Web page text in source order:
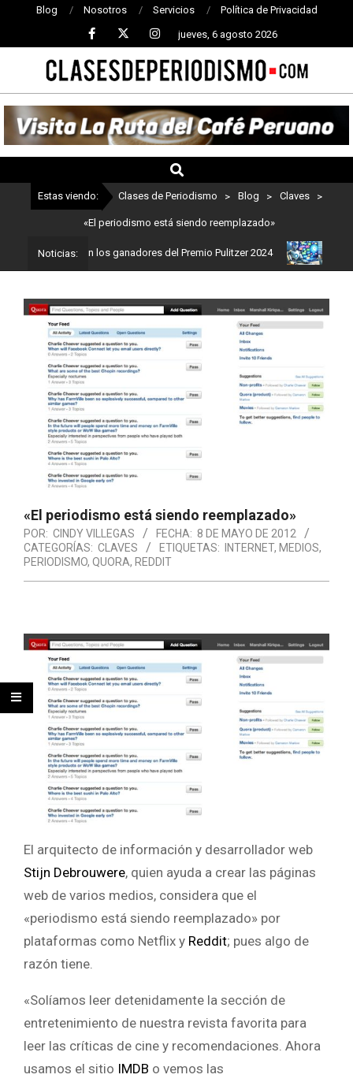
Blog Nosotros Servicios Política de Privacidad
jueves, 6 agosto 2026
CLASES
DE
PERIODISMO
Estas viendo: Clases de Periodismo > Blog > Claves >
«El periodismo está siendo reemplazado»
Noticias:
Estos son los ganadores del Premio Pulitzer 2024
«El periodismo está siendo reemplazado»
POR: CINDY VILLEGAS FECHA: 8 DE MAYO DE 2012
CATEGORÍAS: CLAVES ETIQUETAS: INTERNET, MEDIOS,
PERIODISMO, QUORA, REDDIT
El arquitecto de información y desarrollador web
Stijn Debrouwere, quien ayuda a crear las páginas
web de varios medios, considera que el
«periodismo está siendo reemplazado» por
plataformas como Netflix y Reddit; pues algo de
razón tiene.
«Solíamos leer detenidamente la sección de
entretenimiento de nuestra revista favorita para
leer las críticas de cine y recomendaciones. Ahora
usamos el sitio IMDB o vemos las